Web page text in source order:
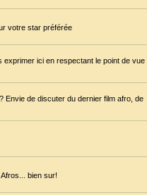
votre star préférée
exprimer ici en respectant le point de vue
Envie de discuter du dernier film afro, de
bien sur!